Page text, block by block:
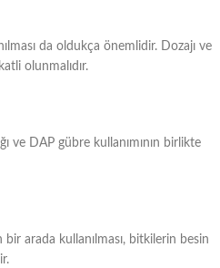
da oldukça önemlidir. Dozajı ve
olunmalıdır.
ve DAP gübre kullanımının birlikte
arada kullanılması, bitkilerin besin